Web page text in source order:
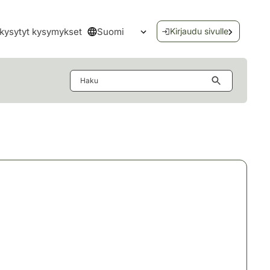
kysymykset Suomi
Avaa kielivalikko
Kirjaudu sivulle